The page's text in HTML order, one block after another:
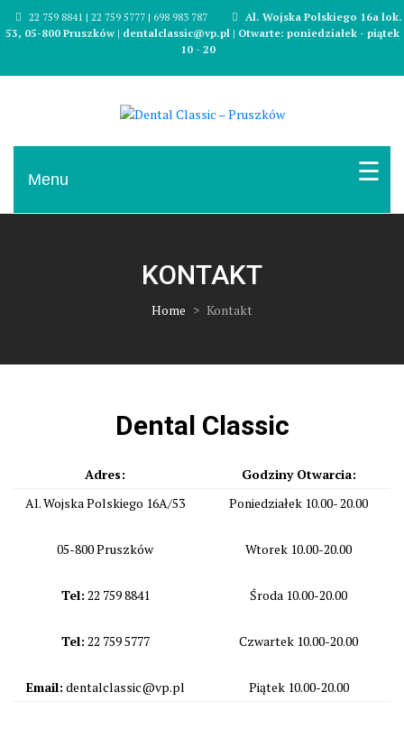
Skip
to
22 759 8841 | 22 759 5777 | 698 983 787
Al. Wojska Polskiego 16a lok.
53, 05-800 Pruszków | dentalclassic@vp.pl | Otwarte: poniedziałek - piątek
10 - 20
Menu
KONTAKT
Home > Kontakt
Dental Classic
Adres:
Godziny Otwarcia:
Al. Wojska Polskiego 16A/53
05-800 Pruszków
Tel: 22 759 8841
Tel: 22 759 5777
Email: dentalclassic@vp.pl
Poniedziałek 10.00- 20.00
Wtorek 10.00-20.00
Środa 10.00-20.00
Czwartek 10.00-20.00
Piątek 10.00-20.00